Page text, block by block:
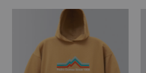
Ordenar por los últimos